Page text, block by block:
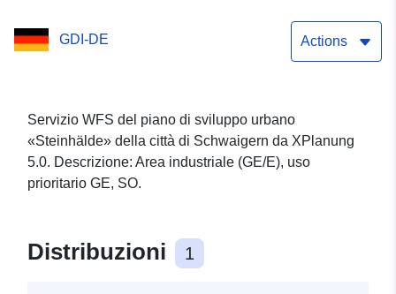
GDI-DE Actions
Servizio WFS del piano di sviluppo urbano
«Steinhälde» della città di Schwaigern da XPlanung
5.0. Descrizione: Area industriale (GE/E), uso
prioritario GE, SO.
Distribuzioni 1